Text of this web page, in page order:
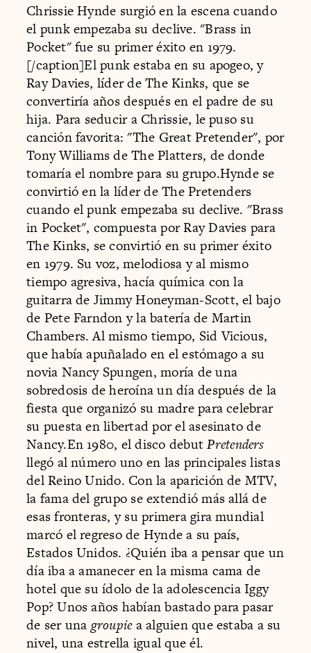
Chrissie Hynde surgió en la escena cuando
el punk empezaba su declive. "Brass in
Pocket" fue su primer éxito en 1979.
[/caption]El punk estaba en su apogeo, y
Ray Davies, líder de The Kinks, que se
convertiría años después en el padre de su
hija. Para seducir a Chrissie, le puso su
canción favorita: "The Great Pretender", por
Tony Williams de The Platters, de donde
tomaría el nombre para su grupo.Hynde se
convirtió en la líder de The Pretenders
cuando el punk empezaba su declive. "Brass
in Pocket", compuesta por Ray Davies para
The Kinks, se convirtió en su primer éxito
en 1979. Su voz, melodiosa y al mismo
tiempo agresiva, hacía química con la
guitarra de Jimmy Honeyman-Scott, el bajo
de Pete Farndon y la batería de Martin
Chambers. Al mismo tiempo, Sid Vicious,
que había apuñalado en el estómago a su
novia Nancy Spungen, moría de una
sobredosis de heroína un día después de la
fiesta que organizó su madre para celebrar
su puesta en libertad por el asesinato de
Nancy.En 1980, el disco debutPretenders
llegó al número uno en las principales listas
del Reino Unido. Con la aparición de MTV,
la fama del grupo se extendió más allá de
esas fronteras, y su primera gira mundial
marcó el regreso de Hynde a su país,
Estados Unidos. ¿Quién iba a pensar que un
día iba a amanecer en la misma cama de
hotel que su ídolo de la adolescencia Iggy
Pop? Unos años habían bastado para pasar
de ser una groupiea alguien que estaba a su
nivel, una estrella igual que él.